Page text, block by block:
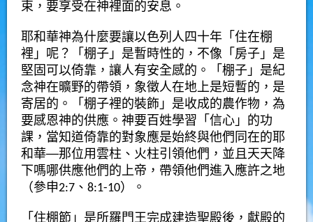
束，要享受在神裡面的安息。
耶和華神為什麼要讓以色列人四十年「住在棚
裡」呢？「棚子」是暫時性的，不像「房子」是
堅固可以倚靠，讓人有安全感的。「棚子」是紀
念神在曠野的帶領，象徵人在地上是短暫的，是
寄居的。「棚子裡的裝飾」是收成的農作物，為
要感恩神的供應。神要百姓學習「信心」的功
課，當知道倚靠的對象應是始終與他們同在的耶
和華──那位用雲柱、火柱引領他們，並且天天降
下嗎哪供應他們的上帝，帶領他們進入應許之地
（參申2:7、8:1-10）。
「住棚節」是所羅門王完成建造聖殿後，獻殿的